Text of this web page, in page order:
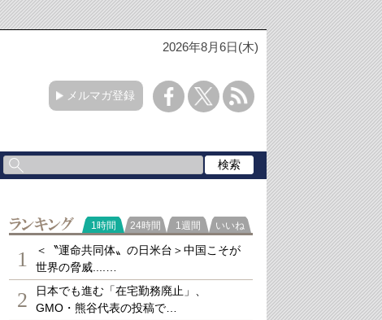
2026年8月6日(木)
メルマガ登録
ランキング
1時間 24時間 1週間 いいね
1
＜〝運命共同体〟の日米台＞中国こそが
世界の脅威....…
2
日本でも進む「在宅勤務廃止」、
GMO・熊谷代表の投稿で…